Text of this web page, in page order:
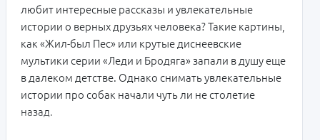
любит интересные рассказы и увлекательные
истории о верных друзьях человека? Такие картины,
как «Жил-был Пес» или крутые диснеевские
мультики серии «Леди и Бродяга» запали в душу еще
в далеком детстве. Однако снимать увлекательные
истории про собак начали чуть ли не столетие
назад.